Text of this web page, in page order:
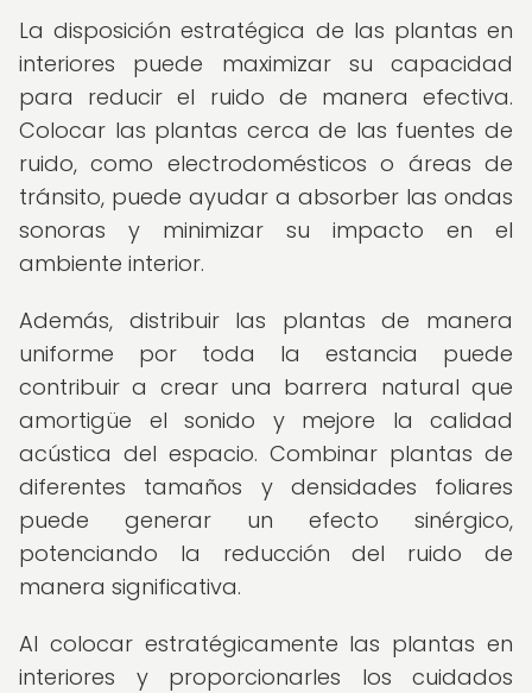
La disposición estratégica de las plantas en
interiores puede maximizar su capacidad
para reducir el ruido de manera efectiva.
Colocar las plantas cerca de las fuentes de
ruido, como electrodomésticos o áreas de
tránsito, puede ayudar a absorber las ondas
sonoras y minimizar su impacto en el
ambiente interior.
Además, distribuir las plantas de manera
uniforme por toda la estancia puede
contribuir a crear una barrera natural que
amortigüe el sonido y mejore la calidad
acústica del espacio. Combinar plantas de
diferentes tamaños y densidades foliares
puede generar un efecto sinérgico,
potenciando la reducción del ruido de
manera significativa.
Al colocar estratégicamente las plantas en
interiores y proporcionarles los cuidados